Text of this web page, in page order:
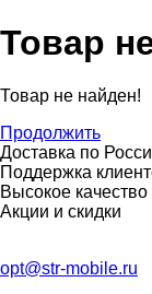
Товар
Товар не найден!
Продолжить
Доставка по
Поддержка
Высокое качество
Акции и скидки
opt@str-mobile.ru